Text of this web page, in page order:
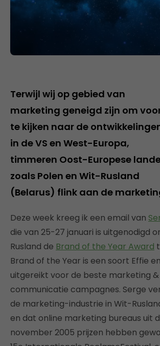
Terwijl wij op gebied van
marketing geneigd zijn om
te kijken naar de
in de VS en West-Europa,
timmeren Oost-Europese
zoals Polen en Wit-Rusland
(Belarus) flink aan de
Deze week kreeg ik een email van
die van 25-27 januari is uitgenodigd
Rusland de Brand of the Year Award
Brand of the Year is een soort Effie
uitgereikt voor de beste marketing &
communicatie campagnes. Serge
de marketing-industrie in Wit-
en dat online marketing bureaus uit
november 2005 prijzen hebben